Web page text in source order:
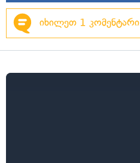
იხილეთ 1 კომენტარი